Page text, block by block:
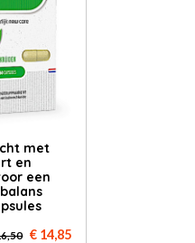
met
en
een
€ 14,85